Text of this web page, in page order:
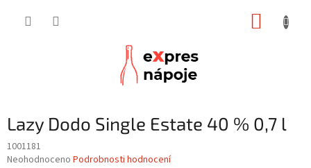
Lazy Dodo Single Estate 40 % 0,7 l
1001181
Průměrné
Neohodnoceno Podrobnosti hodnocení